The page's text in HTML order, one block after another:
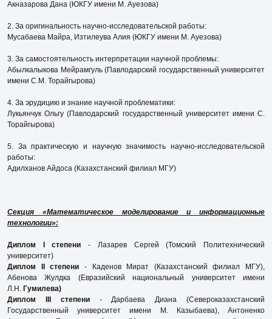
Акназарова Дана (ЮКГУ имени М. Ауезова)
2. За оригинальность научно-исследовательской работы:
Мусабаева Майра, Изтилеува Алия (ЮКГУ имени М. Ауезова)
3. За самостоятельность интерпретации научной проблемы:
Абылкалыкова Мейрамгуль (Павлодарский государственный университет
имени С.М. Торайгырова)
4. За эрудицию и знание научной проблематики:
Лукьянчук Ольгу (Павлодарский государственный университет имени С.
Торайгырова)
5. За практическую и научную значимость научно-исследовательской
работы:
Адилханов Айдоса (Казахстанский филиал МГУ)
Секция «Математическое моделирование и информационные
технологии»:
Диплом I степени- Лазарев Сергей (Томский Политехнический
университет)
Диплом II степени - Каденов Мират (Казахстанский филиал МГУ),
Абенова Жулдка (Евразийский национальный университет имени
Л.Н. Гумилева)
Диплом III степени- Дарбаева Диана (Североказахстанский
Государственный университет имени М. Казыбаева), Антоненко